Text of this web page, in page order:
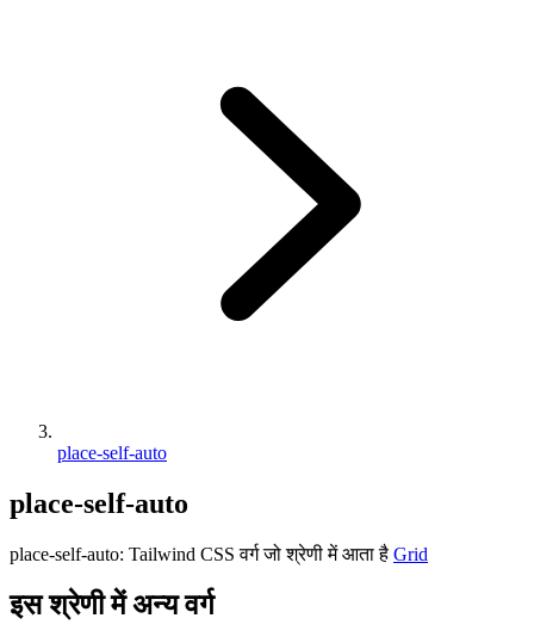
place-self-auto
place-self-auto
place-self-auto: Tailwind CSS वर्ग जो श्रेणी में आता है Grid
इस श्रेणी में अन्य वर्ग